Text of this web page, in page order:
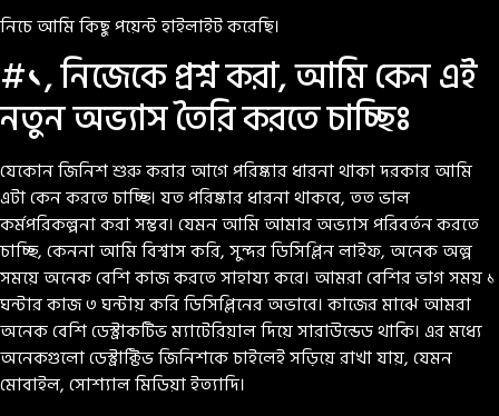
নিচে আমি কিছু পয়েন্ট হাইলাইট করেছি।
#১, নিজেকে প্রশ্ন করা, আমি কেন এই
নতুন অভ্যাস তৈরি করতে চাচ্ছিঃ
যেকোন জিনিশ শুরু করার আগে পরিষ্কার ধারনা থাকা দরকার আমি
এটা কেন করতে চাচ্ছি। যত পরিষ্কার ধারনা থাকবে, তত ভাল
কর্মপরিকল্পনা করা সম্ভব। যেমন আমি আমার অভ্যাস পরিবর্তন করতে
চাচ্ছি, কেননা আমি বিশ্বাস করি, সুন্দর ডিসিপ্লিন লাইফ, অনেক অল্প
সময়ে অনেক বেশি কাজ করতে সাহায্য করে। আমরা বেশির ভাগ সময় ১
ঘন্টার কাজ ৩ ঘন্টায় করি ডিসিপ্লিনের অভাবে। কাজের মাঝে আমরা
অনেক বেশি ডেস্ট্রাকটিভ ম্যাটেরিয়াল দিয়ে সারাউন্ডেড থাকি। এর মধ্যে
অনেকগুলো ডেস্ট্রাক্টিভ জিনিশকে চাইলেই সড়িয়ে রাখা যায়, যেমন
মোবাইল, সোশ্যাল মিডিয়া ইত্যাদি।